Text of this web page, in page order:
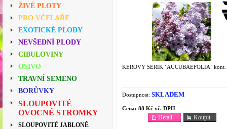
ŽIVÉ PLOTY
PRO VČELAŘE
EXOTICKÉ PLODY
NEVŠEDNÍ PLODY
CIBULOVINY
OSIVO
TRAVNÍ SEMENO
BORŮVKY
SLOUPOVITÉ
OVOCNÉ STROMKY
SLOUPOVITÉ JABLONĚ
KEŘOVÝ ŠEŘÍK ´AUCUBAEFOLIA´
Dostupnost: SKLADEM
Cena: 88 Kč vč. DPH
Koupit
Detail